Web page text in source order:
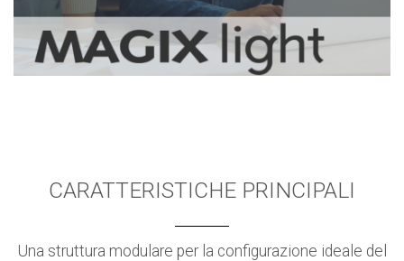
CARATTERISTICHE PRINCIPALI
Una struttura modulare per la configurazione ideale del